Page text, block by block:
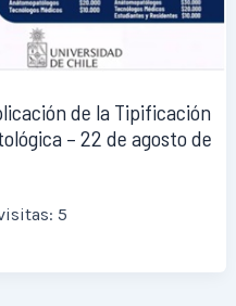
de la Tipificación
– 22 de agosto de
5